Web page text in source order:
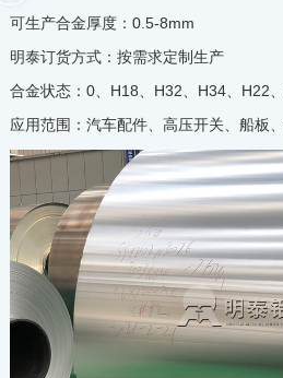
可生产合金厚度：0.5-8mm
明泰订货方式：按需求定制生产
合金状态：0、H18、H32、H34、H22
应用范围：汽车配件、高压开关、船板